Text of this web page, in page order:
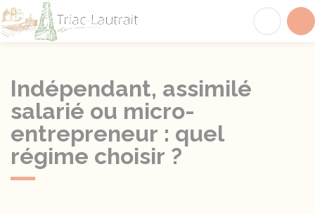
Indépendant, assimilé
salarié ou micro-
entrepreneur : quel
régime choisir ?